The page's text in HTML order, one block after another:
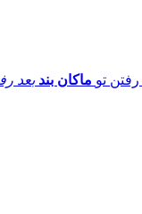
ماکان بند بعد